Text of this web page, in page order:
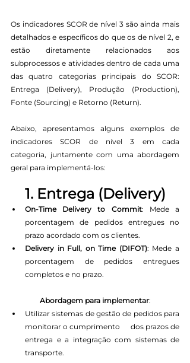
Os indicadores SCOR de nível 3 são ainda mais
detalhados e específicos do que os de nível 2, e
estão diretamente relacionados aos
subprocessos e atividades dentro de cada uma
das quatro categorias principais do SCOR:
Entrega (Delivery), Produção (Production),
Fonte (Sourcing) e Retorno (Return).
Abaixo, apresentamos alguns exemplos de
indicadores SCOR de nível 3 em cada
categoria, juntamente com uma abordagem
geral para implementá-los:
1. Entrega (Delivery)
On-Time Delivery to Commit: Mede a
porcentagem de pedidos entregues no
prazo acordado com os clientes.
Delivery in Full, on Time (DIFOT): Mede a
porcentagem de pedidos entregues
completos e no prazo.
Abordagem para implementar:
Utilizar sistemas de gestão de pedidos para
monitorar o cumprimento      dos prazos de
entrega e a integração com sistemas de
transporte.